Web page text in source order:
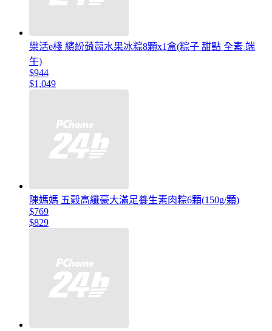
樂活e棧 繽紛蒟蒻水果冰粽8顆x1盒(粽子 甜點 全素 端
午)
$944
$1,049
陳媽媽 五穀高纖豪大滿足養生素肉粽6顆(150g/顆)
$769
$829